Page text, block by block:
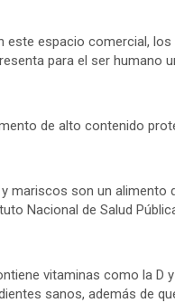
este espacio comercial,
para el ser humano
de alto contenido
mariscos son un
Nacional de Salud
vitaminas como la
sanos, además de